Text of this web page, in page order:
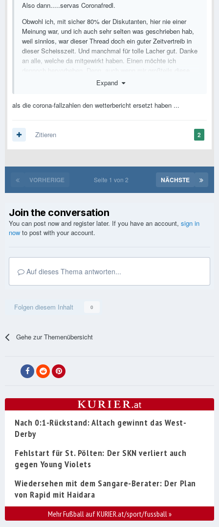
Also dann.....servas Coronafredl.
Obwohl ich, mit sicher 80% der Diskutanten, hier nie einer
Meinung war, und ich auch sehr selten was geschrieben hab,
weil sinnlos, war dieser Thread doch ein guter Zeitvertreib in
dieser Scheisszeit. Und manchmal für tolle Lacher gut. Danke
an alle, welche da mitgewirkt haben. Einen möchte ich
dennoch hervorheben. Denn, auch wenn mir großteils diese
Pandemie am Arsch vorbei gegangen ist, jetzt Angstmässig,
Danke @LiamG für die täglichen Zahlen.
Entwicklung ist.
Expand
als die corona-fallzahlen den wetterbericht ersetzt haben ...
2
Zitieren
VORHERIGE NÄCHSTE
Seite 1 von 2
Join the conversation
You can post now and register later. If you have an account, sign in
now to post with your account.
Auf dieses Thema antworten...
Folgen diesem Inhalt 0
Gehe zur Themenübersicht
Nach 0:1-Rückstand: Altach gewinnt das West-
Derby
Fehlstart für St. Pölten: Der SKN verliert auch
gegen Young Violets
Wiedersehen mit dem Sangare-Berater: Der Plan
von Rapid mit Haidara
Mehr Fußball auf KURIER.at/sport/fussball»